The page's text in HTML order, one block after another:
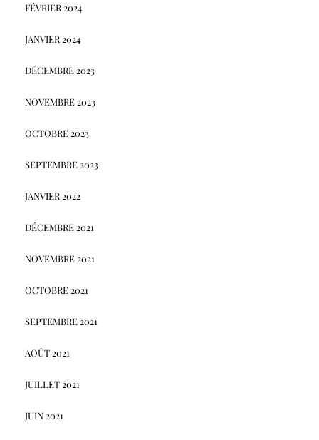
FÉVRIER 2024
JANVIER 2024
DÉCEMBRE 2023
NOVEMBRE 2023
OCTOBRE 2023
SEPTEMBRE 2023
JANVIER 2022
DÉCEMBRE 2021
NOVEMBRE 2021
OCTOBRE 2021
SEPTEMBRE 2021
AOÛT 2021
JUILLET 2021
JUIN 2021